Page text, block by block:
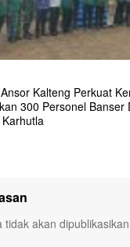
Kalteng Perkuat
300 Personel Banser
tidak akan